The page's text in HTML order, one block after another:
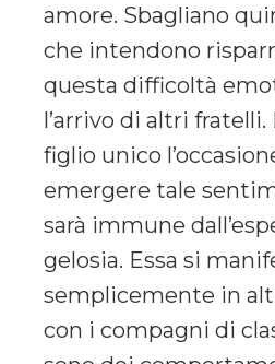
amore. Sbagliano
che intendono
questa difficoltà
l’arrivo di altri fratelli.
figlio unico
emergere tale
sarà immune
gelosia. Essa si
semplicemente in
con i compagni di